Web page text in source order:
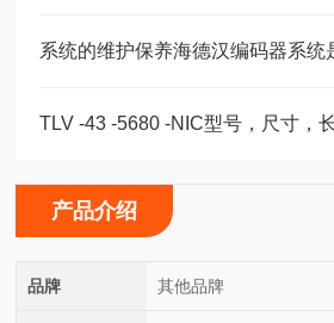
产品介绍
品牌 其他品牌